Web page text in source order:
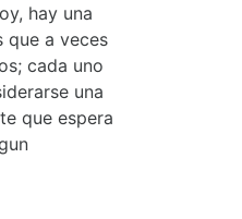
hay una
que a veces
cada uno
una
que espera